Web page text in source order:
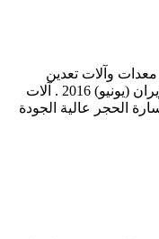
وآلات تعدين
الذهب. آلات تعدين الذهب YouTube. 2 حزيران (يونيو) 2016 . آلات
الحجر عالية الجودة